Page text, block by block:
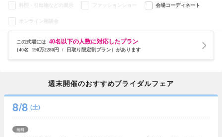
料理・引出物などの展示 ファッションショー 会場コーディネート
オンライン相談会
この式場には 40名以下の人数に対応したプラン
（40名 190万2280円 / 日取り限定割プラン）があります
週末開催のおすすめブライダルフェア
8/8 (土)
無料